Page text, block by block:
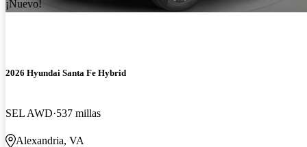
¡Nuevo!
2026 Hyundai Santa Fe Hybrid
SEL AWD 537 millas
Alexandria, VA